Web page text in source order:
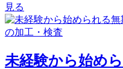
見る
未経験から始め